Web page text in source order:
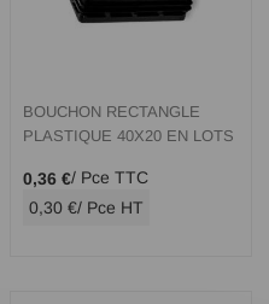
BOUCHON RECTANGLE
PLASTIQUE 40X20 EN LOTS
0,36 €/ Pce TTC
0,30 €/ Pce HT